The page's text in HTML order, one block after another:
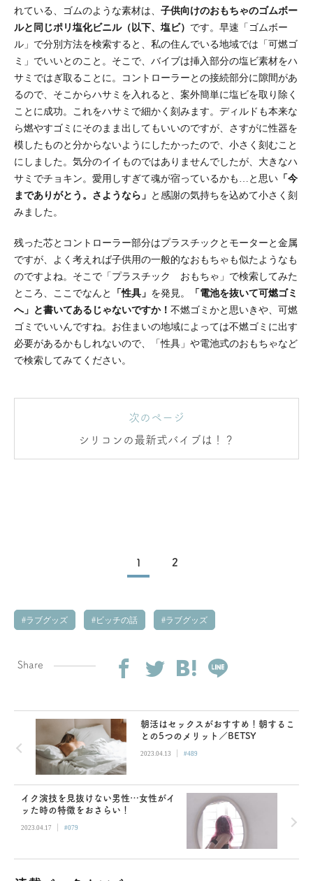
れている、ゴムのような素材は、 子供向けのおもちゃのゴムボー
ルと同じポリ塩化ビニル（以下、塩ビ） です。早速「ゴムボー
ル」で分別方法を検索すると、私の住んでいる地域では「可燃ゴ
ミ」でいいとのこと。そこで、バイブは挿入部分の塩ビ素材をハ
サミではぎ取ることに。コントローラーとの接続部分に隙間があ
るので、そこからハサミを入れると、案外簡単に塩ビを取り除く
ことに成功。これをハサミで細かく刻みます。ディルドも本来な
ら燃やすゴミにそのまま出してもいいのですが、さすがに性器を
模したものと分からないようにしたかったので、小さく刻むこと
にしました。気分のイイものではありませんでしたが、大きなハ
サミでチョキン。愛用しすぎて魂が宿っているかも…と思い 「今
までありがとう。さようなら」 と感謝の気持ちを込めて小さく刻
みました。
残った芯とコントローラー部分はプラスチックとモーターと金属
ですが、よく考えれば子供用の一般的なおもちゃも似たようなも
のですよね。そこで「プラスチック おもちゃ」で検索してみた
ところ、ここでなんと
「性具」 を発見。
「電池を抜いて可燃ゴミ
へ」と書いてあるじゃないですか！ 不燃ゴミかと思いきや、可燃
ゴミでいいんですね。お住まいの地域によっては不燃ゴミに出す
必要があるかもしれないので、「性具」や電池式のおもちゃなど
で検索してみてください。
次のページ
シリコンの最新式バイブは！？
1 2
ラブグッズ ビッチの話 ラブグッズ
Share
朝活はセックスがおすすめ！朝するこ
との5つのメリット／BETSY
2023.04.13 | #489
イク演技を見抜けない男性…女性がイ
ッた時の特徴をおさらい！
2023.04.17 | #079